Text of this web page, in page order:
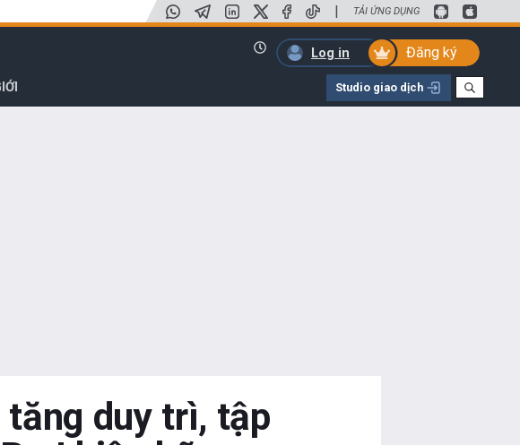
| TẢI ỨNG DỤNG
Log in
Đăng ký
Studio giao dịch
tăng duy trì, tập